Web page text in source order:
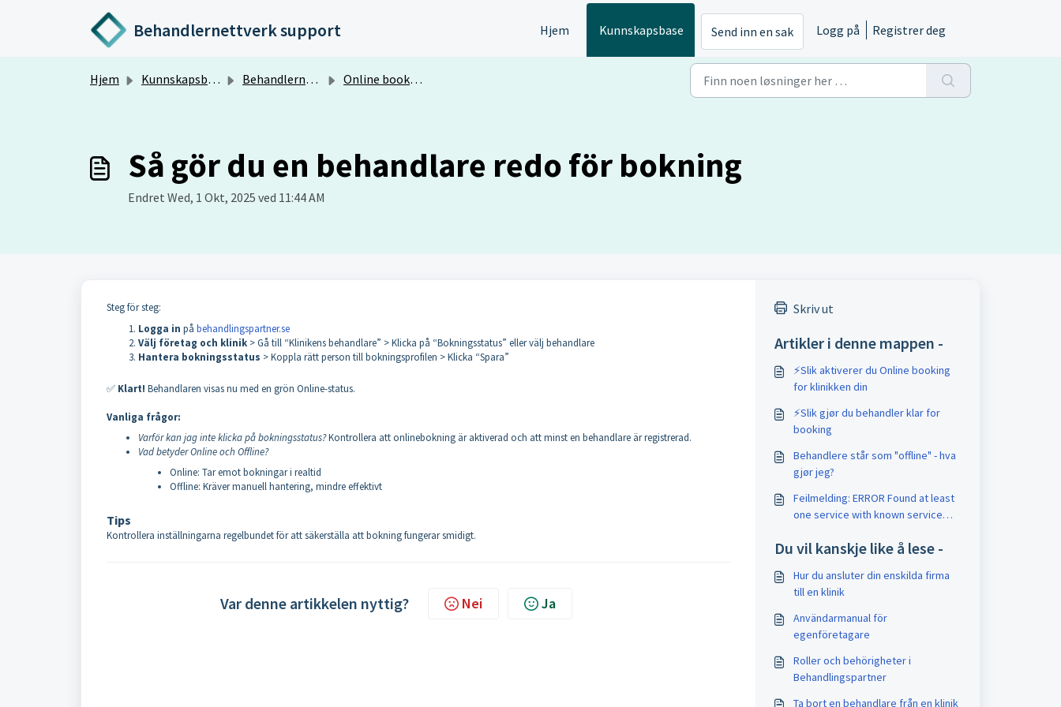
Behandlernettverk support Hjem Kunnskapsbase Send inn en sak Logg på Registrer deg
Hjem Kunnskapsbase Behandlernettverk.no Online booking
Så gör du en behandlare redo för bokning
Endret Wed, 1 Okt, 2025 ved 11:44 AM
Steg för steg:
Logga in på behandlingspartner.se
Välj företag och klinik > Gå till “Klinikens behandlare” > Klicka på “Bokningsstatus” eller välj behandlare
Hantera bokningsstatus > Koppla rätt person till bokningsprofilen > Klicka “Spara”
✅ Klart! Behandlaren visas nu med en grön Online-status.
Vanliga frågor:
Varför kan jag inte klicka på bokningsstatus?Kontrollera att onlinebokning är aktiverad och att minst en behandlare är registrerad.
Vad betyder Online och Offline?
Online: Tar emot bokningar i realtid
Offline: Kräver manuell hantering, mindre effektivt
Tips
Kontrollera inställningarna regelbundet för att säkerställa att bokning fungerar smidigt.
Var denne artikkelen nyttig? Nei Ja
Skriv ut
Artikler i denne mappen -
⚡️Slik aktiverer du Online booking
for klinikken din
⚡️Slik gjør du behandler klar for
booking
Behandlere står som "offline" - hva
gjør jeg?
Feilmelding: ERROR Found at least
one service with known service
Du vil kanskje like å lese -
Hur du ansluter din enskilda firma
till en klinik
Användarmanual för
egenföretagare
Roller och behörigheter i
Behandlingspartner
Ta bort en behandlare från en klinik